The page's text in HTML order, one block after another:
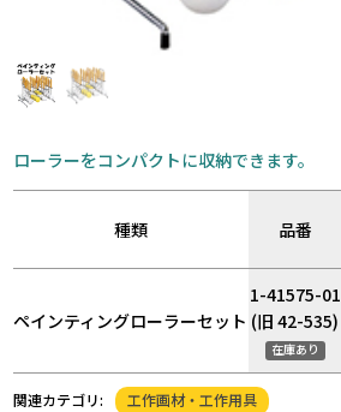
ローラーをコンパクトに収納できます。
種類 品番
ペインティングローラーセット
1-41575-01
(旧 42-535)
在庫あり
関連カテゴリ: 工作画材・工作用具